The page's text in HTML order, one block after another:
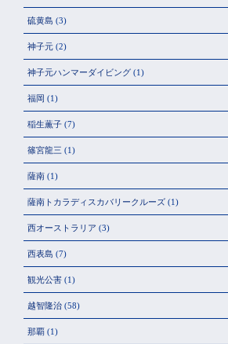
硫黄島 (3)
神子元 (2)
神子元ハンマーダイビング (1)
福岡 (1)
稲生薫子 (7)
篠宮龍三 (1)
薩南 (1)
薩南トカラディスカバリークルーズ (1)
西オーストラリア (3)
西表島 (7)
観光公害 (1)
越智隆治 (58)
那覇 (1)